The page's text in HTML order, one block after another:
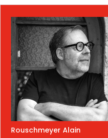
Rouschmeyer Alain